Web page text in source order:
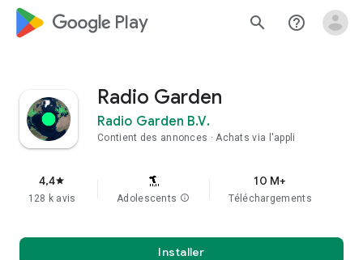
google_logo Play search help_outline
Radio Garden
Radio Garden B.V.
Contient des annonces Achats via l'appli
4,4star
128 k avis Adolescents info
10 M+
Téléchargements
Installer